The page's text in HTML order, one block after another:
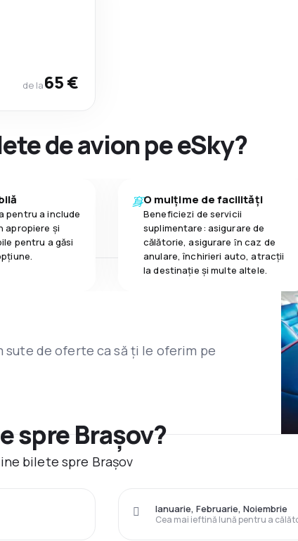
de la65 €
de avion pe eSky?
pentru a include
apropiere și
pentru a găsi
O mulțime de facilități
Beneficiezi de servicii
suplimentare: asigurare de
călătorie, asigurare ȋn caz de
anulare, închirieri auto, atracții
la destinaţie și multe altele.
de oferte ca să ți le oferim pe
spre Brașov?
bilete spre Brașov
Cea mai ieftină lună pentru a
Ianuarie, Februarie, Noiembrie